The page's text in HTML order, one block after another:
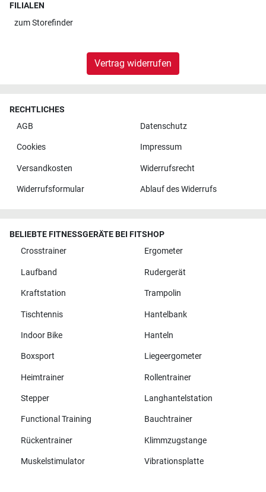
FILIALEN
zumStorefinder
Vertrag widerrufen
RECHTLICHES
AGB
Datenschutz
Cookies Impressum
Versandkosten Widerrufsrecht
Widerrufsformular Ablauf des Widerrufs
BELIEBTE FITNESSGERÄTE BEI FITSHOP
Crosstrainer
Ergometer
Laufband Rudergerät
Kraftstation Trampolin
Tischtennis Hantelbank
Indoor Bike Hanteln
Boxsport Liegeergometer
Heimtrainer Rollentrainer
Stepper Langhantelstation
Functional Training Bauchtrainer
Rückentrainer Klimmzugstange
Muskelstimulator Vibrationsplatte